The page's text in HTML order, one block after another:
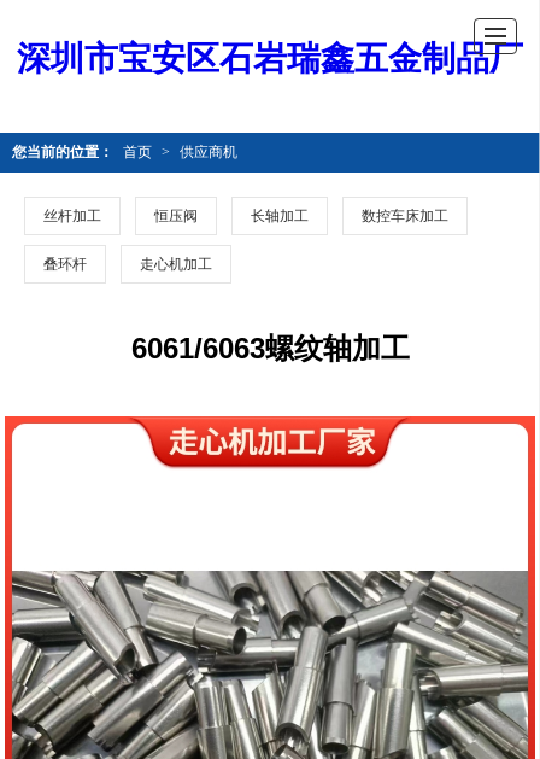
深圳市宝安区石岩瑞鑫五金制品厂
您当前的位置： 首页 > 供应商机
丝杆加工 恒压阀 长轴加工 数控车床加工
叠环杆 走心机加工
6061/6063螺纹轴加工